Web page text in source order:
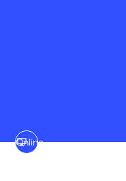
Online